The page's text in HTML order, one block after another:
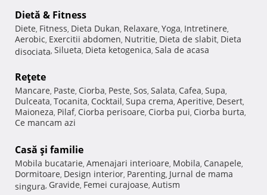
Dietă & Fitness
Diete, Fitness, Dieta Dukan, Relaxare, Yoga, Intretinere,
Aerobic, Exercitii abdomen, Nutritie, Dieta de slabit, Dieta
disociata, Silueta, Dieta ketogenica, Sala de acasa
Reţete
Mancare, Paste, Ciorba, Peste, Sos, Salata, Cafea, Supa,
Dulceata, Tocanita, Cocktail, Supa crema, Aperitive, Desert,
Maioneza, Pilaf, Ciorba perisoare, Ciorba pui, Ciorba burta,
Ce mancam azi
Casă şi familie
Mobila bucatarie, Amenajari interioare, Mobila, Canapele,
Dormitoare, Design interior, Parenting, Jurnal de mama
singura, Gravide, Femei curajoase, Autism